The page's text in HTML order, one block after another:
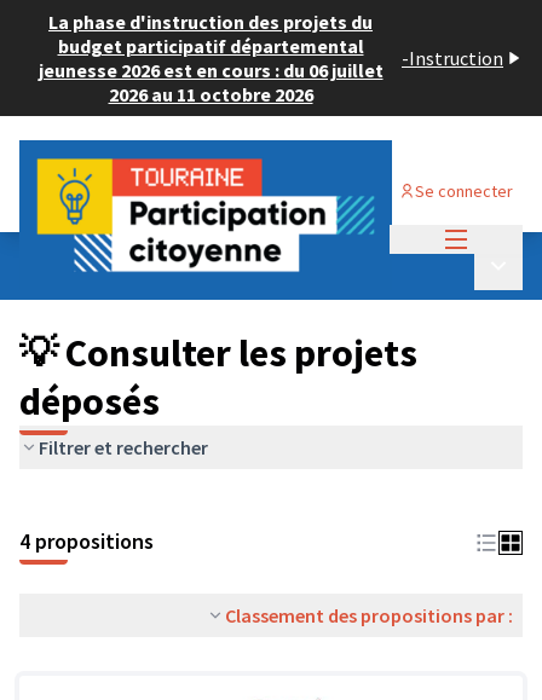
La phase d'instruction des projets du
budget participatif départemental
jeunesse 2026 est en cours : du 06 juillet
2026 au 11 octobre 2026
-Instruction
Se connecter
Budget Participatif JEUNESSE 2024
💡 Consulter les projets déposés
💡 Consulter les projets
déposés
Filtrer et rechercher
4 propositions
Classement des propositions par :